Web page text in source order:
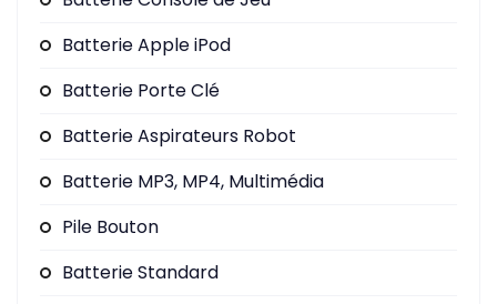
Batterie Apple iPod
Batterie Porte Clé
Batterie Aspirateurs Robot
Batterie MP3, MP4, Multimédia
Pile Bouton
Batterie Standard